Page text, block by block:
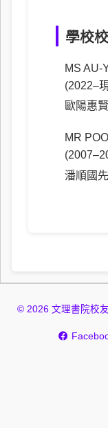
學校
MS AU-
(2022–
歐陽惠
MR
潘順國
© 2026 文理書院校